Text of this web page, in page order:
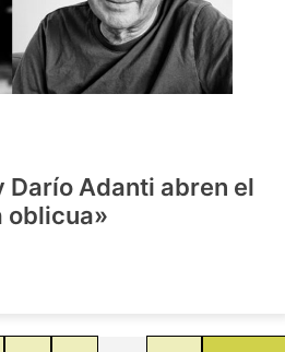
Darío Adanti abren el
oblicua»